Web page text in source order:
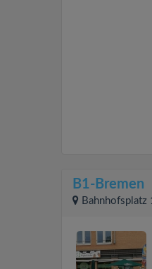
B1-Bremen